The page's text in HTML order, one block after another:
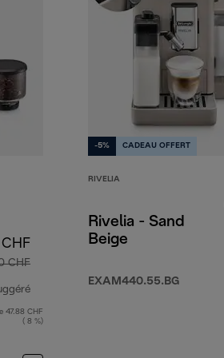
CHF
prix original 659.00 CHF
47.88 CHF
( 8 %)
-5% CADEAU OFFERT
RIVELIA
Rivelia - Sand
Beige
EXAM440.55.BG